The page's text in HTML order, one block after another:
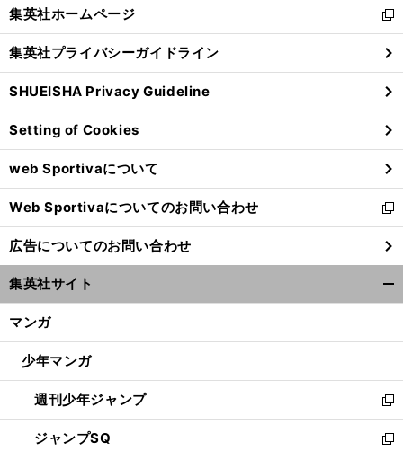
閉
る
集英社ホームページ
新
し
い
ウ
ィ
ン
ド
ウ
で
開
く
集英社プライバシーガイドライン
SHUEISHA Privacy Guideline
Setting of Cookies
web Sportivaについて
Web Sportivaについてのお問い合わせ
新
し
い
ウ
ィ
ン
ウ
開
く
広告についてのお問い合わせ
集英社サイト
マンガ
少年マンガ
週刊少年ジャンプ
新
し
い
ジャンプSQ
新